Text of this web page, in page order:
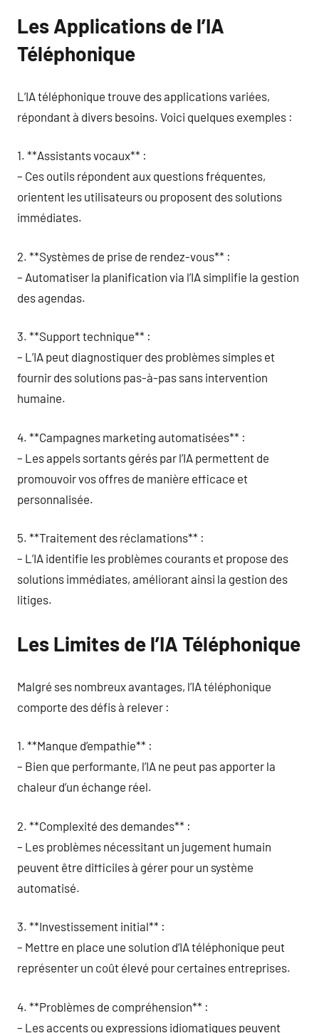
Les Applications de l’IA
Téléphonique
L’IA téléphonique trouve des applications variées,
répondant à divers besoins. Voici quelques exemples :
1. **Assistants vocaux** :
– Ces outils répondent aux questions fréquentes,
orientent les utilisateurs ou proposent des solutions
immédiates.
2. **Systèmes de prise de rendez-vous** :
– Automatiser la planification via l’IA simplifie la gestion
des agendas.
3. **Support technique** :
– L’IA peut diagnostiquer des problèmes simples et
fournir des solutions pas-à-pas sans intervention
humaine.
4. **Campagnes marketing automatisées** :
– Les appels sortants gérés par l’IA permettent de
promouvoir vos offres de manière efficace et
personnalisée.
5. **Traitement des réclamations** :
– L’IA identifie les problèmes courants et propose des
solutions immédiates, améliorant ainsi la gestion des
litiges.
Les Limites de l’IA Téléphonique
Malgré ses nombreux avantages, l’IA téléphonique
comporte des défis à relever :
1. **Manque d’empathie** :
– Bien que performante, l’IA ne peut pas apporter la
chaleur d’un échange réel.
2. **Complexité des demandes** :
– Les problèmes nécessitant un jugement humain
peuvent être difficiles à gérer pour un système
automatisé.
3. **Investissement initial** :
– Mettre en place une solution d’IA téléphonique peut
représenter un coût élevé pour certaines entreprises.
4. **Problèmes de compréhension** :
– Les accents ou expressions idiomatiques peuvent